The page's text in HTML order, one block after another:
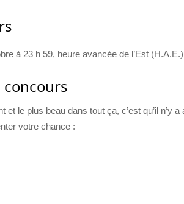
à 23 h 59, heure avancée de l’Est (H.A.E.)
concours
et le plus beau dans tout ça, c’est qu’il n’y
votre chance :